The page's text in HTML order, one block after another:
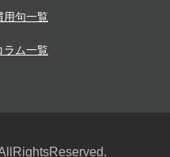
用句一覧
ラム一覧